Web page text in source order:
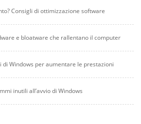
Consigli di ottimizzazione software
e bloatware che rallentano il computer
Windows per aumentare le prestazioni
inutili all’avvio di Windows